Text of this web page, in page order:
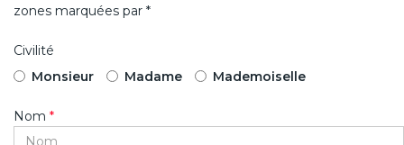
zones marquées par *
Civilité
Monsieur
Madame Mademoiselle
Nom *